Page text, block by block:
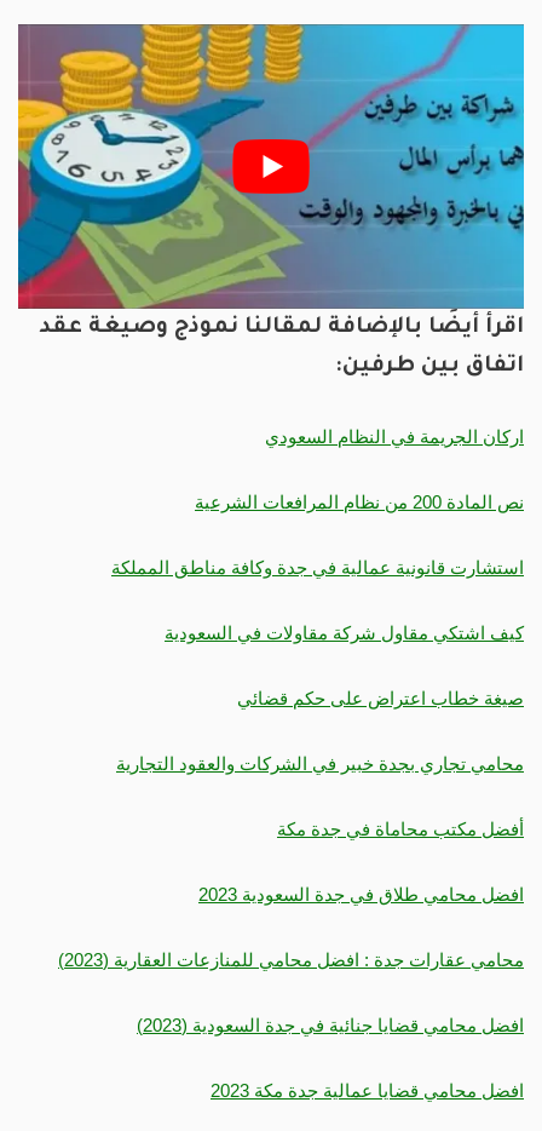
اقرأ أيضًا بالإضافة لمقالنا نموذج وصيغة عقد
اتفاق بين طرفين:
اركان الجريمة في النظام السعودي
نص المادة 200 من نظام المرافعات الشرعية
استشارت قانونية عمالية في جدة وكافة مناطق المملكة
كيف اشتكي مقاول شركة مقاولات في السعودية
صيغة خطاب اعتراض على حكم قضائي
محامي تجاري بجدة خبير في الشركات والعقود التجارية
أفضل مكتب محاماة في جدة مكة
افضل محامي طلاق في جدة السعودية 2023
محامي عقارات جدة : افضل محامي للمنازعات العقارية (2023)
افضل محامي قضايا جنائية في جدة السعودية (2023)
افضل محامي قضايا عمالية جدة مكة 2023